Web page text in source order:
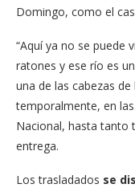
Domingo, como el
“Aquí ya no se puede
ratones y ese río es
una de las cabezas
temporalmente, en
Nacional, hasta tanto
entrega.
Los trasladados se